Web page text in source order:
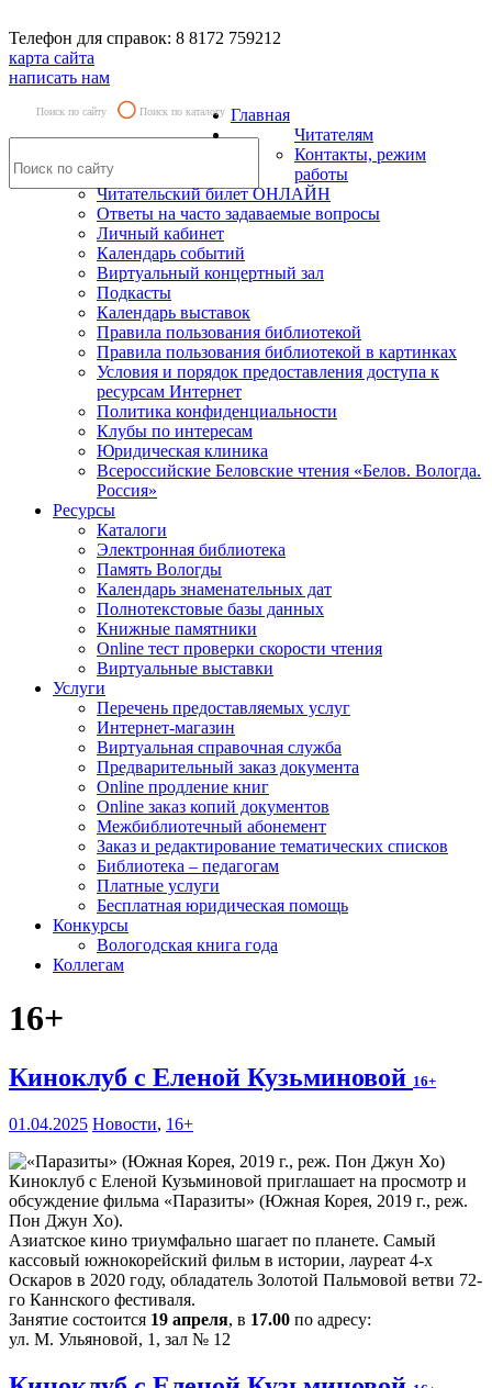
Телефон для справок: 8 8172 759212
карта сайта
написать нам
Поиск по сайту Поиск по каталогу Главная
Читателям
Контакты, режим
работы
Читательский билет ОНЛАЙН
Ответы на часто задаваемые вопросы
Личный кабинет
Календарь событий
Виртуальный концертный зал
Подкасты
Календарь выставок
Правила пользования библиотекой
Правила пользования библиотекой в картинках
Условия и порядок предоставления доступа к
ресурсам Интернет
Политика конфиденциальности
Клубы по интересам
Юридическая клиника
Всероссийские Беловские чтения «Белов. Вологда.
Россия»
Ресурсы
Каталоги
Электронная библиотека
Память Вологды
Календарь знаменательных дат
Полнотекстовые базы данных
Книжные памятники
Online тест проверки скорости чтения
Виртуальные выставки
Услуги
Перечень предоставляемых услуг
Интернет-магазин
Виртуальная справочная служба
Предварительный заказ документа
Online продление книг
Online заказ копий документов
Межбиблиотечный абонемент
Заказ и редактирование тематических списков
Библиотека – педагогам
Платные услуги
Бесплатная юридическая помощь
Конкурсы
Вологодская книга года
Коллегам
16+
Киноклуб с Еленой Кузьминовой 16+
01.04.2025 Новости, 16+
Киноклуб с Еленой Кузьминовой приглашает на просмотр и
обсуждение фильма «Паразиты» (Южная Корея, 2019 г., реж.
Пон Джун Хо).
Азиатское кино триумфально шагает по планете. Самый
кассовый южнокорейский фильм в истории, лауреат 4-х
Оскаров в 2020 году, обладатель Золотой Пальмовой ветви 72-
го Каннского фестиваля.
Занятие состоится 19 апреля, в 17.00 по адресу:
ул. М. Ульяновой, 1, зал № 12